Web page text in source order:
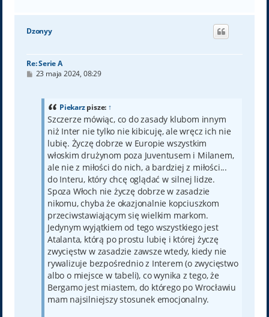
g
Dzonyy
Re: Serie A
P23 maja 2024, 08:29
Piekarzpisze: ↑
Szczerze mówiąc, co do zasady klubom innym
niż Inter nie tylko nie kibicuję, ale wręcz ich nie
lubię. Życzę dobrze w Europie wszystkim
włoskim drużynom poza Juventusem i Milanem,
ale nie z miłości do nich, a bardziej z miłości...
do Interu, który chcę oglądać w silnej lidze.
Spoza Włoch nie życzę dobrze w zasadzie
nikomu, chyba że okazjonalnie kopciuszkom
przeciwstawiającym się wielkim markom.
Jedynym wyjątkiem od tego wszystkiego jest
Atalanta, którą po prostu lubię i której życzę
zwycięstw w zasadzie zawsze wtedy, kiedy nie
rywalizuje bezpośrednio z Interem (o zwycięstwo
albo o miejsce w tabeli), co wynika z tego, że
Bergamo jest miastem, do którego po Wrocławiu
mam najsilniejszy stosunek emocjonalny.